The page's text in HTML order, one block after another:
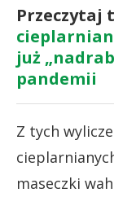
Przeczytaj
już
pandemii
Z tych
maseczki